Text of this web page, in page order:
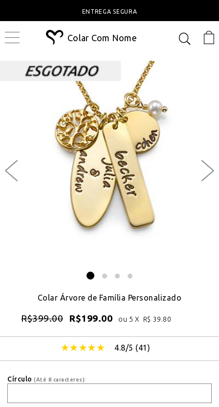
ENTREGA SEGURA
Colar Com Nome
Colar Árvore de Família Personalizado
R$399.00 R$199.00 ou 5 X R$ 39.80
4.8/5 (41)
Círculo (Até 8 caracteres):